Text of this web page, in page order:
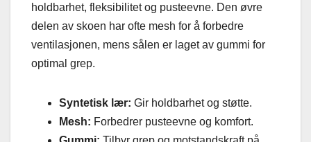
holdbarhet, fleksibilitet og pusteevne. Den øvre
delen av skoen har ofte mesh for å forbedre
ventilasjonen, mens sålen er laget av gummi for
optimal grep.
Syntetisk lær: Gir holdbarhet og støtte.
Mesh: Forbedrer pusteevne og komfort.